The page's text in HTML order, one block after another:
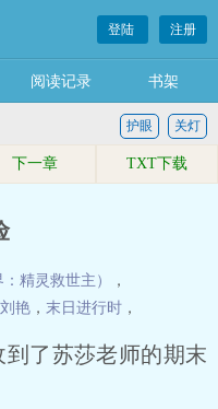
登陆 注册
阅读记录 书架
关灯
护眼
下一章 TXT下载
精灵救世主）
，
艳 ， 末日进行时 ，
了苏莎老师的期末